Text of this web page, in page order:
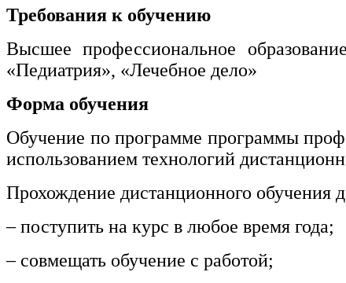
транспорта
Культура и спорт
Физкультура и спорт
Сервис и туризм
Изобразительное и прикладные виды
Требования к обучению
Высшее профессиональное
«Педиатрия», «Лечебное дело»
Форма обучения
Обучение по программе программы
использованием технологий
Прохождение дистанционного обучения
– поступить на курс в любое время года;
– совмещать обучение с работой;